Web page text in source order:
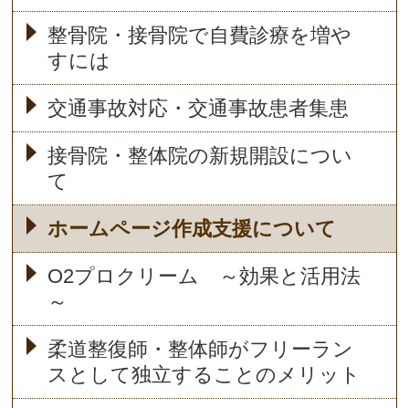
整骨院・接骨院で自費診療を増や
すには
交通事故対応・交通事故患者集患
接骨院・整体院の新規開設につい
て
ホームページ作成支援について
O2プロクリーム ～効果と活用法
～
柔道整復師・整体師がフリーラン
スとして独立することのメリット